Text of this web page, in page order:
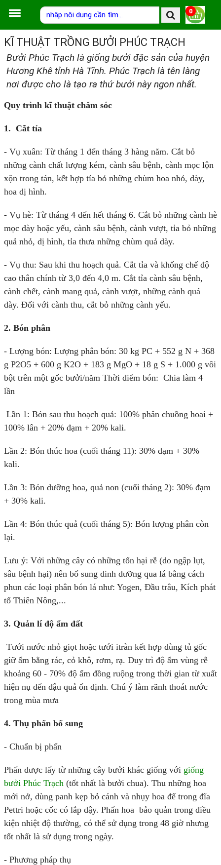
0
KĨ THUẬT TRỒNG BƯỞI PHÚC TRẠCH
Bưởi Phúc Trạch là giống bưởi đặc sản của huyện
Hương Khê tỉnh Hà Tĩnh. Phúc Trạch là tên làng
nơi được cho là tạo ra thứ bưởi này ngon nhất.
Quy trình kĩ thuật chăm sóc
1. Cắt tỉa
- Vụ xuân: Từ tháng 1 đến tháng 3 hàng năm. Cắt bỏ
những cành chất lượng kém, cành sâu bệnh, cành mọc lộn
xộn trong tán, kết hợp tỉa bỏ những chùm hoa nhỏ, dày,
hoa dị hình.
- Vụ hè: Từ tháng 4 đến hết tháng 6. Cắt bỏ những cành hè
mọc dày hoặc yếu, cành sâu bệnh, cành vượt, tỉa bỏ những
quả nhỏ, dị hình, tỉa thưa những chùm quả dày.
- Vụ thu: Sau khi thu hoạch quả. Cắt tỉa và khống chế độ
cao thân chính từ 3,0 đến 4,0 m. Cắt tỉa cành sâu bệnh,
cành chết, cành mang quả, cành vượt, những cành quá
dày. Đối với cành thu, cắt bỏ những cành yếu.
2. Bón phân
- Lượng bón: Lượng phân bón: 30 kg PC + 552 g N + 368
g P2O5 + 600 g K2O + 183 g MgO + 18 g S + 1.000 g vôi
bột trên một gốc bưởi/năm Thời điểm bón: Chia làm 4
lần
Lần 1: Bón sau thu hoạch quả: 100% phân chuồng hoai +
100% lân + 20% đạm + 20% kali.
Lần 2: Bón thúc hoa (cuối tháng 11): 30% đạm + 30%
kali.
Lần 3: Bón dưỡng hoa, quả non (cuối tháng 2): 30% đạm
+ 30% kali.
Lần 4: Bón thúc quả (cuối tháng 5): Bón lượng phân còn
lại.
Lưu ý: Với những cây có những tổn hại rễ (do ngập lụt,
sâu bệnh hại) nên bổ sung dinh dưỡng qua lá bằng cách
phun các loại phân bón lá như: Yogen, Đầu trâu, Kích phát
tố Thiên Nông,...
3. Quản lí độ ẩm đất
Tưới nước nhỏ giọt hoặc tưới itràn kết hợp dùng tủ gốc
giữ ẩm bằng rác, cỏ khô, rơm, rạ. Duy trì độ ẩm vùng rễ
khoảng 60 - 70% độ ẩm đồng ruộng trong thời gian từ xuất
hiện nụ đến đậu quả ổn định. Chú ý làm rãnh thoát nước
trong mùa mưa
4. Thụ phấn bổ sung
- Chuẩn bị phấn
Phấn được lấy từ những cây bưởi khác giống với giống
bưởi Phúc Trạch (tốt nhất là bưởi chua). Thu những hoa
mới nở, dùng panh kẹp bỏ cánh và nhụy hoa để trong đĩa
Pettri hoặc cốc có lắp đậy. Phấn hoa bảo quản trong điều
kiện nhiệt độ thường, có thể sử dụng trong 48 giờ nhưng
tốt nhất là sử dụng trong ngày.
- Phương pháp thụ